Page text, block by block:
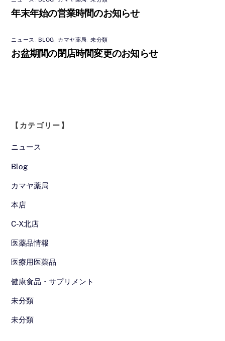
年末年始の営業時間のお知らせ
ニュース BLOG カマヤ薬局 ,未分類
お盆期間の閉店時間変更のお知らせ
【カテゴリー】
ニュース
Blog
カマヤ薬局
本店
C-X北店
医薬品情報
医療用医薬品
健康食品・サプリメント
未分類
未分類